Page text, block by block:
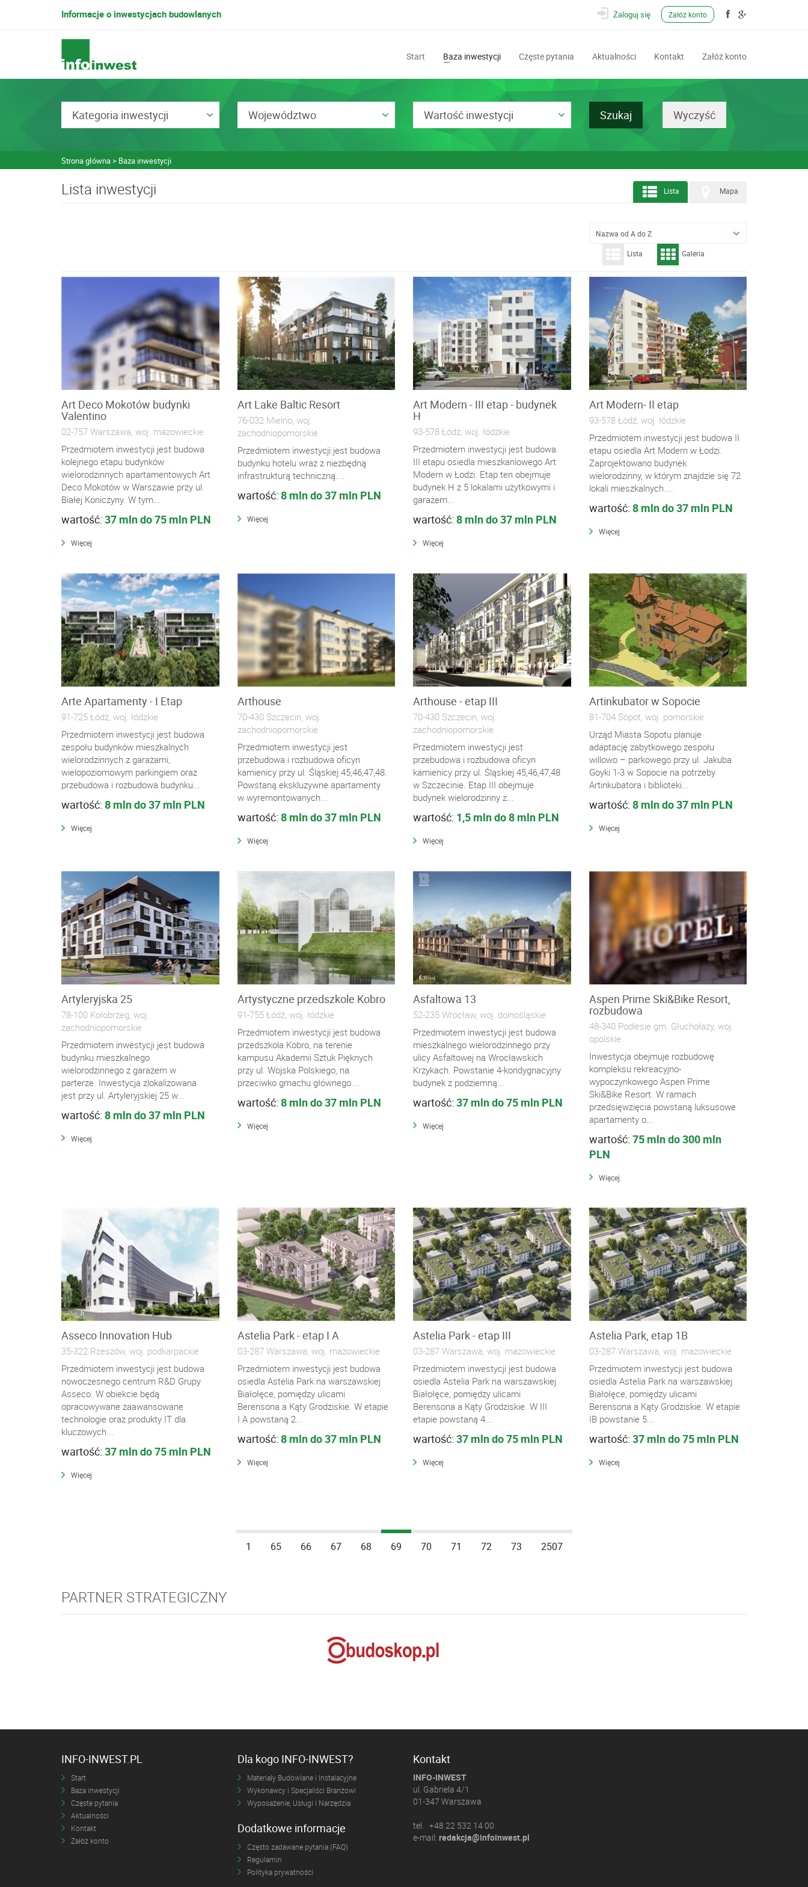
Informacje o inwestycjach budowlanych Zaloguj się Załóż konto
Start Baza inwestycji Częste pytania Aktualności Kontakt Załóż konto
Kategoria inwestycji Województwo Wartość inwestycji
Strona główna Baza inwestycji
Lista inwestycji Mapa
Lista
Nazwa od A do Z
Lista Galeria
Art Deco Mokotów budynki
Valentino
02-757 Warszawa, woj. mazowieckie
Przedmiotem inwestycji jest budowa
kolejnego etapu budynków
wielorodzinnych apartamentowych Art
Deco Mokotów w Warszawie przy ul.
Białej Koniczyny. W tym...
wartość: 37 mln do 75 mln PLN
Więcej
Art Lake Baltic Resort
76-032 Mielno, woj.
zachodniopomorskie
Przedmiotem inwestycji jest budowa
budynku hotelu wraz z niezbędną
infrastrukturą techniczną....
wartość: 8 mln do 37 mln PLN
Więcej
Art Modern - III etap - budynek
H
93-578 Łódź, woj. łódzkie
Przedmiotem inwestycji jest budowa
III etapu osiedla mieszkaniowego Art
Modern w Łodzi. Etap ten obejmuje
budynek H z 5 lokalami użytkowymi i
garażem...
wartość: 8 mln do 37 mln PLN
Więcej
Art Modern- II etap
93-578 Łódź, woj. łódzkie
Przedmiotem inwestycji jest budowa II
etapu osiedla Art Modern w Łodzi.
Zaprojektowano budynek
wielorodzinny, w którym znajdzie się 72
lokali mieszkalnych....
wartość: 8 mln do 37 mln PLN
Więcej
Arte Apartamenty - I Etap
91-725 Łódź, woj. łódzkie
Przedmiotem inwestycji jest budowa
zespołu budynków mieszkalnych
wielorodzinnych z garażami,
wielopoziomowym parkingiem oraz
przebudowa i rozbudowa budynku...
wartość: 8 mln do 37 mln PLN
Więcej
Arthouse
70-430 Szczecin, woj.
zachodniopomorskie
Przedmiotem inwestycji jest
przebudowa i rozbudowa oficyn
kamienicy przy ul. Śląskiej 45,46,47,48.
Powstaną ekskluzywne apartamenty
w wyremontowanych...
wartość: 8 mln do 37 mln PLN
Więcej
Arthouse - etap III
70-430 Szczecin, woj.
zachodniopomorskie
Przedmiotem inwestycji jest
przebudowa i rozbudowa oficyn
kamienicy przy ul. Śląskiej 45,46,47,48
w Szczecinie. Etap III obejmuje
budynek wielorodzinny z...
wartość: 1,5 mln do 8 mln PLN
Więcej
Artinkubator w Sopocie
81-704 Sopot, woj. pomorskie
Urząd Miasta Sopotu planuje
adaptację zabytkowego zespołu
willowo – parkowego przy ul. Jakuba
Goyki 1-3 w Sopocie na potrzeby
Artinkubatora i biblioteki...
wartość: 8 mln do 37 mln PLN
Więcej
Artyleryjska 25
78-100 Kołobrzeg, woj.
zachodniopomorskie
Przedmiotem inwestycji jest budowa
budynku mieszkalnego
wielorodzinnego z garażem w
parterze. Inwestycja zlokalizowana
jest przy ul. Artyleryjskiej 25 w...
wartość: 8 mln do 37 mln PLN
Więcej
Artystyczne przedszkole Kobro
91-755 Łódź, woj. łódzkie
Przedmiotem inwestycji jest budowa
przedszkola Kobro, na terenie
kampusu Akademii Sztuk Pięknych
przy ul. Wojska Polskiego, na
przeciwko gmachu głównego....
wartość: 8 mln do 37 mln PLN
Więcej
Asfaltowa 13
52-235 Wrocław, woj. dolnośląskie
Przedmiotem inwestycji jest budowa
mieszkalnego wielorodzinnego przy
ulicy Asfaltowej na Wrocławskich
Krzykach. Powstanie 4-kondygnacyjny
budynek z podziemną...
wartość: 37 mln do 75 mln PLN
Więcej
Aspen Prime Ski&Bike Resort,
rozbudowa
48-340 Podlesie gm. Głuchołazy, woj.
opolskie
Inwestycja obejmuje rozbudowę
kompleksu rekreacyjno-
wypoczynkowego Aspen Prime
Ski&Bike Resort. W ramach
przedsięwzięcia powstaną luksusowe
apartamenty o...
wartość: 75 mln do 300 mln
PLN
Więcej
Asseco Innovation Hub
35-322 Rzeszów, woj. podkarpackie
Przedmiotem inwestycji jest budowa
nowoczesnego centrum R&D Grupy
Asseco. W obiekcie będą
opracowywane zaawansowane
technologie oraz produkty IT dla
kluczowych...
wartość: 37 mln do 75 mln PLN
Więcej
Astelia Park - etap I A
03-287 Warszawa, woj. mazowieckie
Przedmiotem inwestycji jest budowa
osiedla Astelia Park na warszawskiej
Białołęce, pomiędzy ulicami
Berensona a Kąty Grodziskie. W etapie
I A powstaną 2...
wartość: 8 mln do 37 mln PLN
Więcej
Astelia Park - etap III
03-287 Warszawa, woj. mazowieckie
Przedmiotem inwestycji jest budowa
osiedla Astelia Park na warszawskiej
Białołęce, pomiędzy ulicami
Berensona a Kąty Grodziskie. W III
etapie powstaną 4...
wartość: 37 mln do 75 mln PLN
Więcej
Astelia Park, etap 1B
03-287 Warszawa, woj. mazowieckie
Przedmiotem inwestycji jest budowa
osiedla Astelia Park na warszawskiej
Białołęce, pomiędzy ulicami
Berensona a Kąty Grodziskie. W etapie
IB powstanie 5...
wartość: 37 mln do 75 mln PLN
Więcej
1 65 66 67 68 69 70 71 72 73 2507
PARTNER STRATEGICZNY
INFO-INWEST.PL
Start
Baza inwestycji
Częste pytania
Aktualności
Kontakt
Załóż konto
Dla kogo INFO-INWEST?
Materiały Budowlane i Instalacyjne
Wykonawcy i Specjaliści Branżowi
Wyposażenie, Usługi i Narzędzia
Dodatkowe informacje
Często zadawane pytania (FAQ)
Regulamin
Polityka prywatności
Kontakt
INFO-INWEST
ul. Gabriela 4/1
01-347 Warszawa
tel. +48 22 532 14 00
e-mail: redakcja@infoinwest.pl